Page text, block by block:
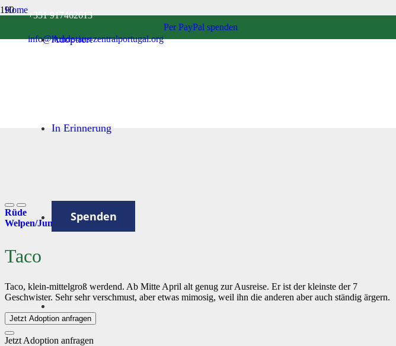
+351 917462613
info@hunde-aus-zentralportugal.org
Per PayPal spenden
Adoptiert
In Erinnerung
Spenden
Home
Welpen/Junghunde bis 1 Jahr
Rüde
Welpen/Junghunde bis 1 Jahr
Taco
Taco, klein-mittelgroß werdend. Ab Mitte April alt genug zur Ausreise. Er ist der kleinste der 7
Geschwister. Sehr sehr verschmust, aber etwas mimosig, weil ihn die anderen aber auch ständig ärgern.
Jetzt Adoption anfragen
Jetzt Adoption anfragen